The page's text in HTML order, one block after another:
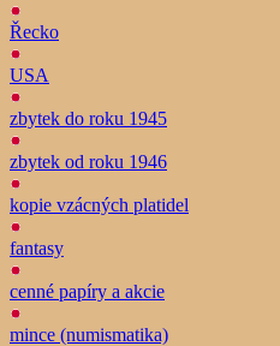
Řecko
USA
zbytek do roku 1945
zbytek od roku 1946
kopie vzácných platidel
fantasy
cenné papíry a akcie
mince (numismatika)